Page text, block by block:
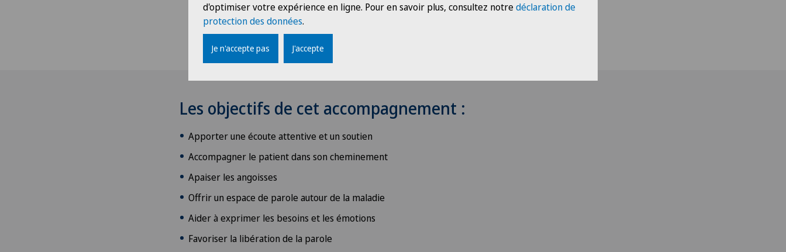
Les objectifs de cet accompagnement :
Apporter une écoute attentive et un soutien
Accompagner le patient dans son cheminement
Apaiser les angoisses
Offrir un espace de parole autour de la maladie
Aider à exprimer les besoins et les émotions
Favoriser la libération de la parole
d'optimiser votre expérience en ligne. Pour en savoir plus, consultez notredéclaration de
protection des données.
Je n'accepte pas J'accepte